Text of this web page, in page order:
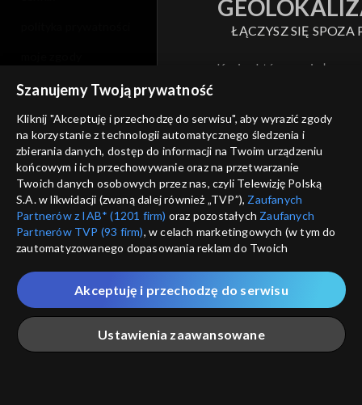
ŁĄCZYSZ SIĘ SPOZA
Kraj, z którego się
Zjednoczone , w związku z
nieodstępna. Sprawdź, które
obejrzeć.
Nie pokazuj
ANULUJ
pomoc
kontakt
voucher
dostępność
informacje o dostawcy usług
Szanujemy Twoją prywatność
Kliknij "Akceptuję i przechodzę do serwisu", aby wyrazić zgody
na korzystanie z technologii automatycznego śledzenia i
zbierania danych, dostęp do informacji na Twoim urządzeniu
końcowym i ich przechowywanie oraz na przetwarzanie
Twoich danych osobowych przez nas, czyli Telewizję Polską
S.A. w likwidacji (zwaną dalej również „TVP”), Zaufanych
Partnerów z IAB* (1201 firm) oraz pozostałych Zaufanych
Partnerów TVP (93 firm), w celach marketingowych (w tym do
zautomatyzowanego dopasowania reklam do Twoich
które wskazujemy poniżej, a także zgody na udostępnianie
przez nas identyfikatora PPID do Google.
Twoje dane osobowe zbierane podczas odwiedzania przez
Ciebie naszych
poszczególnych serwisówzwanych dalej
„Portalem”, w tym informacje zapisywane za pomocą
Ustawienia zaawansowane
Akceptuję i przechodzę do serwisu